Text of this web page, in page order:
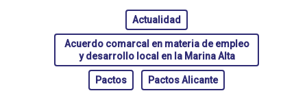
Actualidad
Acuerdo comarcal en materia de empleo
y desarrollo local en la Marina Alta
Pactos Pactos Alicante